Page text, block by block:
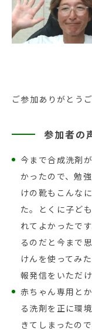
ご参加ありがとう
参加者の
今まで合成洗剤
かったので、勉
けの靴もこんな
た。とくに子ど
れてよかったで
るのだと今まで
けんを使ってみ
報発信をいただ
赤ちゃん専用と
る洗剤を正に環
きてしまったの